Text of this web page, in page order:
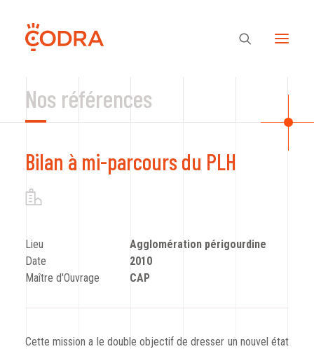
Des valeurs, une équipe
Nos savoir-faire
Nos références
Nos références
Bilan à mi-parcours du PLH
Lieu
Agglomération périgourdine
Date
2010
Maître d'Ouvrage
CAP
Cette mission a le double objectif de dresser un nouvel état